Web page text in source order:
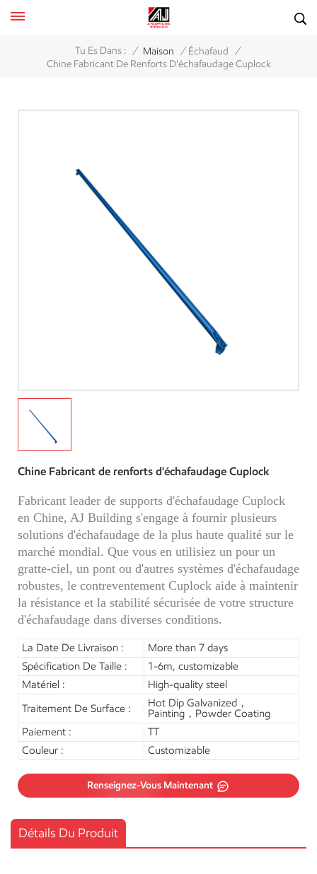
Tu Es Dans : / Maison / Échafaud /
Chine Fabricant De Renforts D'échafaudage Cuplock
Chine Fabricant de renforts d'échafaudage Cuplock
Fabricant leader de supports d'échafaudage Cuplock
en Chine, AJ Building s'engage à fournir plusieurs
solutions d'échafaudage de la plus haute qualité sur le
marché mondial. Que vous en utilisiez un pour un
gratte-ciel, un pont ou d'autres systèmes d'échafaudage
robustes, le contreventement Cuplock aide à maintenir
la résistance et la stabilité sécurisée de votre structure
d'échafaudage dans diverses conditions.
La Date De Livraison :
More than 7 days
Spécification De Taille :
1-6m, customizable
Matériel :
High-quality steel
Traitement De Surface :
Hot Dip Galvanized，
Painting，Powder Coating
Paiement :
TT
Couleur :
Customizable
Renseignez-Vous Maintenant
Détails Du Produit